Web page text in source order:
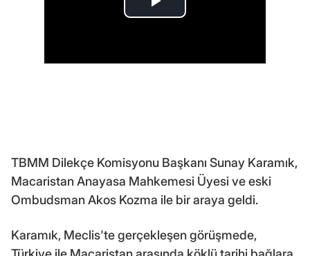
TBMM Dilekçe Komisyonu Başkanı Sunay Karamık,
Macaristan Anayasa Mahkemesi Üyesi ve eski
Ombudsman Akos Kozma ile bir araya geldi.
Karamık, Meclis'te gerçekleşen görüşmede,